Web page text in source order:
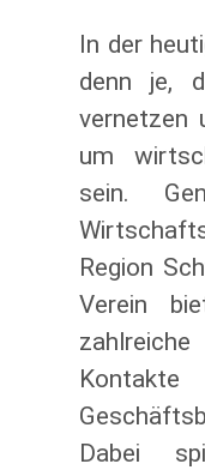
In der
denn je,
vernetzen
um
sein.
Region
Verein
Dabei